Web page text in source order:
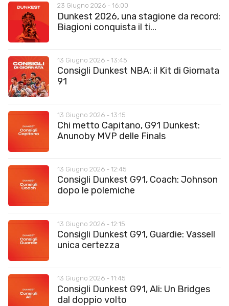
23 Giugno 2026 - 16:00
Dunkest 2026, una stagione da record:
Biagioni conquista il ti...
13 Giugno 2026 - 13:45
Consigli Dunkest NBA: il Kit di Giornata
91
13 Giugno 2026 - 13:15
Chi metto Capitano, G91 Dunkest:
Anunoby MVP delle Finals
13 Giugno 2026 - 12:45
Consigli Dunkest G91, Coach: Johnson
dopo le polemiche
13 Giugno 2026 - 12:15
Consigli Dunkest G91, Guardie: Vassell
unica certezza
13 Giugno 2026 - 11:45
Consigli Dunkest G91, Ali: Un Bridges
dal doppio volto